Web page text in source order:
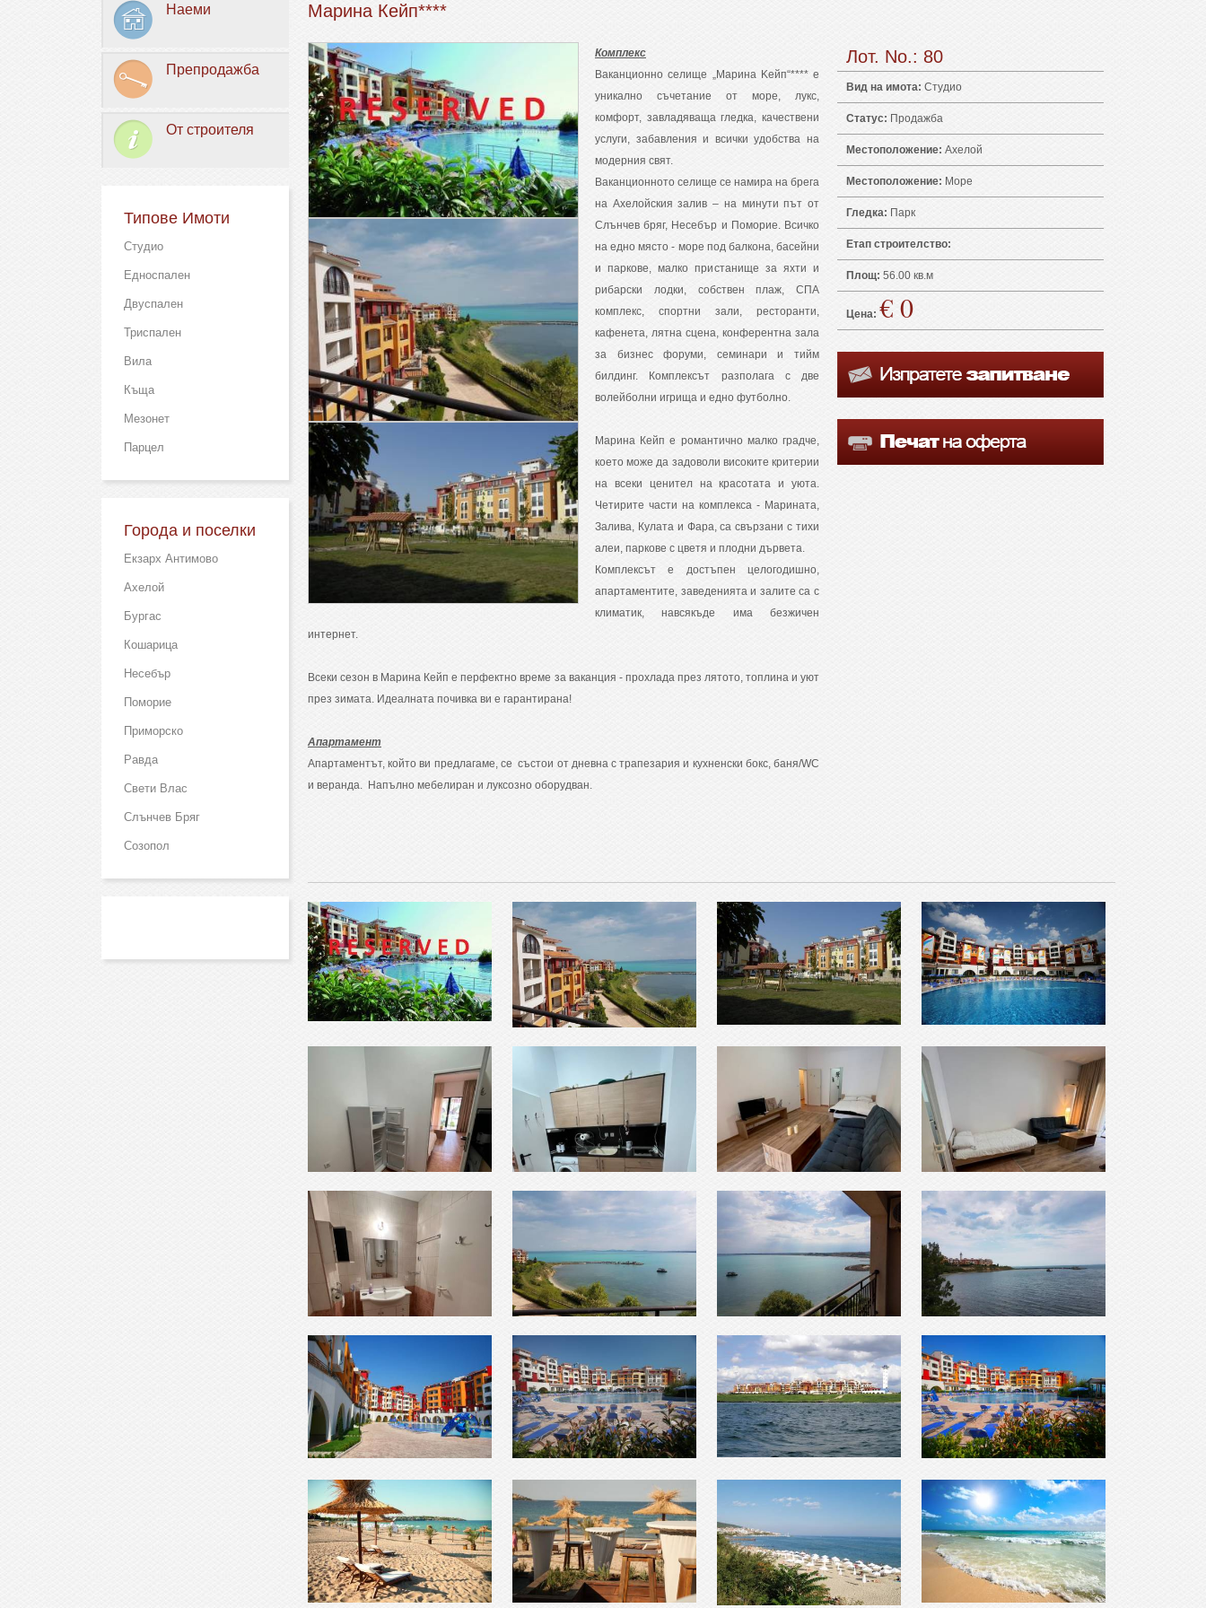
Наеми
Препродажба
От строителя
Типове Имоти
Студио
Едноспален
Двуспален
Триспален
Вила
Къща
Мезонет
Парцел
Города и поселки
Екзарх Антимово
Ахелой
Бургас
Кошарица
Несебър
Поморие
Приморско
Равда
Свети Влас
Слънчев Бряг
Созопол
Марина Кейп****
Комплекс
Ваканционно селище „Марина Kейп“**** е
уникално съчетание от море, лукс,
комфорт, завладяваща гледка, качествени
услуги, забавления и всички удобства на
модерния свят.
Ваканционното селище се намира на брега
на Ахелойския залив – на минути път от
Слънчев бряг, Несебър и Поморие. Всичко
на едно място - море под балкона, басейни
и паркове, малко пристанище за яхти и
рибарски лодки, собствен плаж, СПА
комплекс, спортни зали, ресторанти,
кафенета, лятна сцена, конферентна зала
за бизнес форуми, семинари и тийм
билдинг. Комплексът разполага с две
волейболни игрища и едно футболно.
Марина Кейп е романтично малко градче,
което може да задоволи високите критерии
на всеки ценител на красотата и уюта.
Четирите части на комплекса - Марината,
Залива, Кулата и Фара, са свързани с тихи
алеи, паркове с цветя и плодни дървета.
Комплексът е достъпен целогодишно,
апартаментите, заведенията и залите са с
климатик, навсякъде има безжичен
интернет.
Всеки сезон в Марина Кейп е перфектно време за ваканция - прохлада през лятото, топлина и уют
през зимата. Идеалната почивка ви е гарантирана!
Апартамент
Апартаментът, който ви предлагаме, се състои от дневна с трапезария и кухненски бокс, баня/WC
и веранда. Напълно мебелиран и луксозно оборудван.
Лот. No.: 80
Вид на имота: Студио
Статус: Продажба
Местоположение: Ахелой
Местоположение: Море
Гледка: Парк
Етап строителство:
Площ: 56.00 кв.м
Цена: € 0